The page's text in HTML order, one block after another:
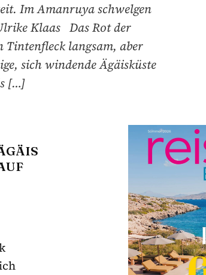
Im Amanruya schwelgen
Klaas Das Rot der
Tintenfleck langsam, aber
sich windende Ägäisküste
[…]